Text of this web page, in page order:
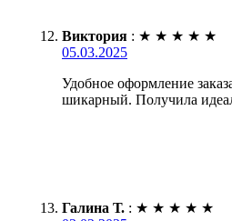
Виктория : ★ ★ ★ ★ ★
05.03.2025
Удобное оформление
шикарный. Получила
Галина Т. : ★ ★ ★ ★ ★